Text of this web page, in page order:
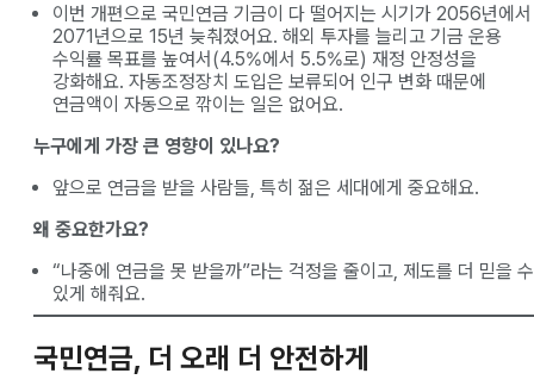
이번 개편으로 국민연금 기금이 다 떨어지는 시기가 2056년에서
2071년으로 15년 늦춰졌어요. 해외 투자를 늘리고 기금 운용
수익률 목표를 높여서(4.5%에서 5.5%로) 재정 안정성을
강화해요. 자동조정장치 도입은 보류되어 인구 변화 때문에
연금액이 자동으로 깎이는 일은 없어요.
누구에게 가장 큰 영향이 있나요?
앞으로 연금을 받을 사람들, 특히 젊은 세대에게 중요해요.
왜 중요한가요?
“나중에 연금을 못 받을까”라는 걱정을 줄이고, 제도를 더 믿을 수
있게 해줘요.
국민연금, 더 오래 더 안전하게